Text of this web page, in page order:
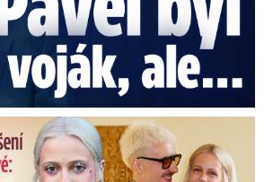
Kovalové: Slavím! Manžel se ...